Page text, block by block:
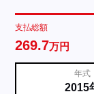
支払総額
269.7万円
年式
2015